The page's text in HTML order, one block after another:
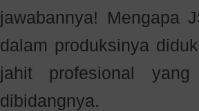
jawabannya! Mengapa
dalam produksinya
jahit profesional
dibidangnya.